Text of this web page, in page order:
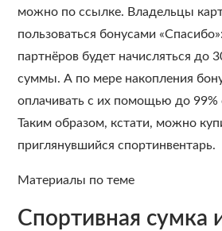
можно по ссылке. Владельцы
пользоваться бонусами
партнёров будет начисляться до
суммы. А по мере накопления
оплачивать с их помощью до 99%
Таким образом, кстати, можно
приглянувшийся спортинвентарь.
Материалы по теме
Спортивная сумка